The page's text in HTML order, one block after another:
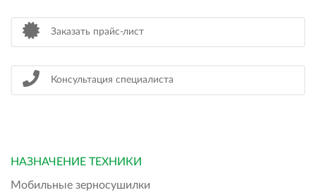
Заказать прайс-лист
Консультация специалиста
НАЗНАЧЕНИЕ ТЕХНИКИ
Мобильные зерносушилки